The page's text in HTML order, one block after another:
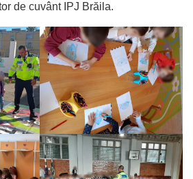
de cuvânt IPJ Brăila.